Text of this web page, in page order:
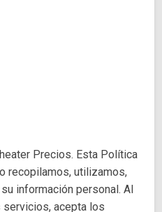
Precios. Esta Política
recopilamos, utilizamos,
información personal. Al
acepta los